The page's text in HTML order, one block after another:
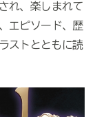
れ、楽しまれて
エピソード、歴
ストとともに読